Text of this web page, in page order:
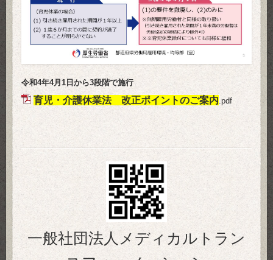
令和4年4月1日から3段階で施行
育児・介護休業法 改正ポイントのご案内.pdf
一般社団法人メディカルトラン